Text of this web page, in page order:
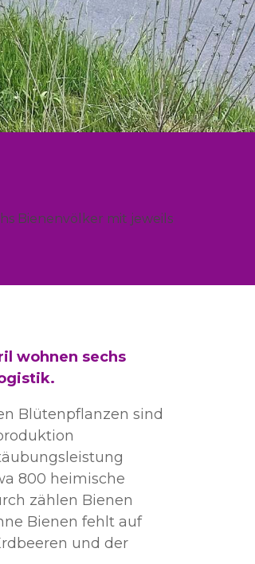
Bienenvölker mit jeweils
wohnen sechs
Blütenpflanzen sind
800 heimische
zählen Bienen
Bienen fehlt auf
und der